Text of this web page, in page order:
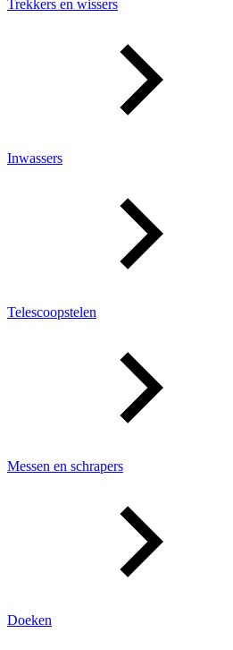
Trekkers en wissers
Inwassers
Telescoopstelen
Messen en schrapers
Doeken